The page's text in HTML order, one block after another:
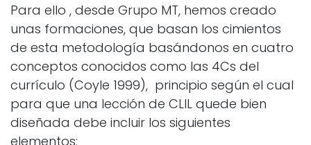
Para ello , desde Grupo MT, hemos creado
unas formaciones, que basan los cimientos
de esta metodología basándonos en cuatro
conceptos conocidos como las 4Cs del
currículo (Coyle 1999), principio según el cual
para que una lección de CLIL quede bien
diseñada debe incluir los siguientes
elementos: